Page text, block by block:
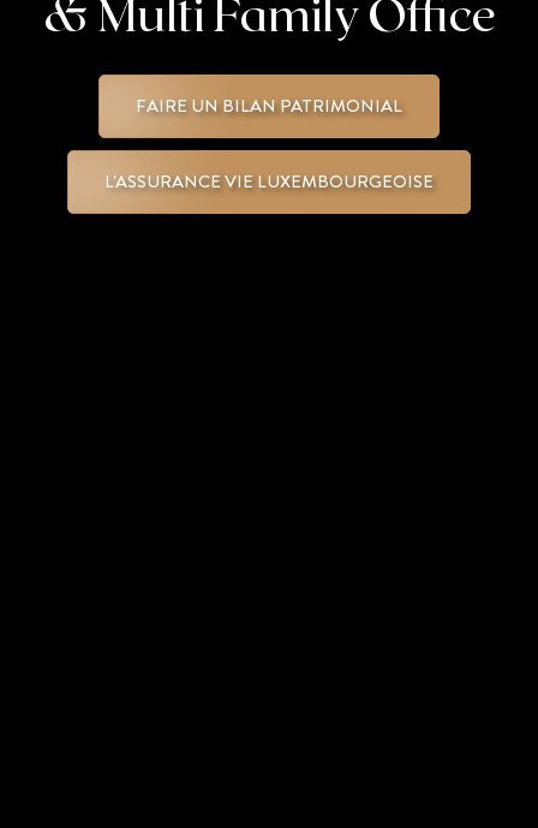
& Multi Family Office
FAIRE UN BILAN PATRIMONIAL
L'ASSURANCE VIE LUXEMBOURGEOISE